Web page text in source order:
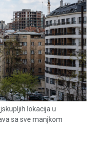
lokacija u
sa sve manjkom